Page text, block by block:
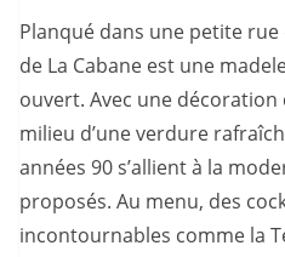
Planqué dans une petite
de La Cabane est une
ouvert. Avec une
milieu d’une verdure
années 90 s’allient à la
proposés. Au menu, des
incontournables comme la